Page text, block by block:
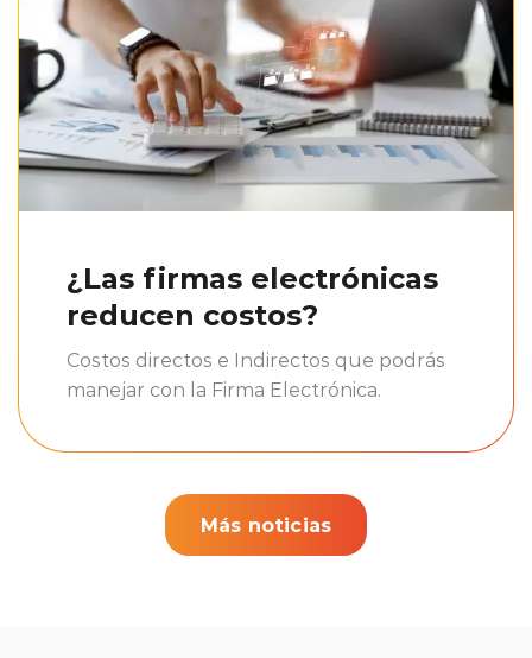
¿Las firmas electrónicas
reducen costos?
Costos directos e Indirectos que podrás
manejar con la Firma Electrónica.
Más noticias